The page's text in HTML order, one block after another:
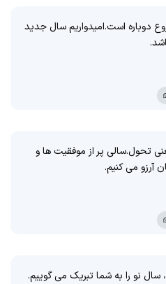
دوباره است.امیدواریم سال جدید
تحول.سالی پر از موفقیت ها و
آرزو می کنیم.
سال نو را به شما تبریک می گوییم.